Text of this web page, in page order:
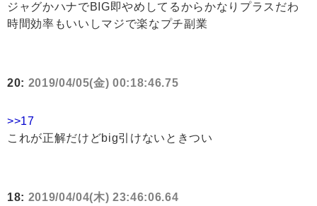
ジャグかハナでBIG即やめしてるからかなりプラスだわ
時間効率もいいしマジで楽なプチ副業
20: 2019/04/05(金) 00:18:46.75
>>17
これが正解だけどbig引けないときつい
18: 2019/04/04(木) 23:46:06.64